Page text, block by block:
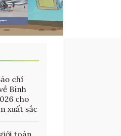
chí
Bình
cho
xuất sắc